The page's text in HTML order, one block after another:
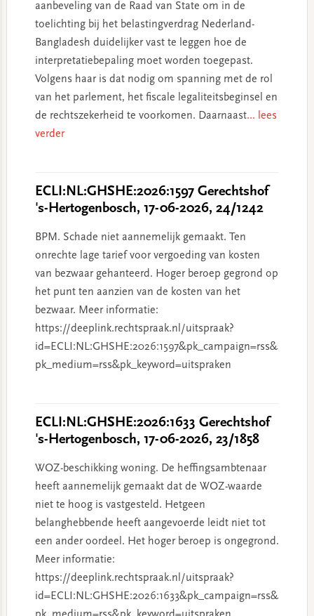
aanbeveling van de Raad van State om in de
toelichting bij het belastingverdrag Nederland-
Bangladesh duidelijker vast te leggen hoe de
interpretatiebepaling moet worden toegepast.
Volgens haar is dat nodig om spanning met de rol
van het parlement, het fiscale legaliteitsbeginsel en
de rechtszekerheid te voorkomen. Daarnaast... lees
verder
ECLI:NL:GHSHE:2026:1597 Gerechtshof
's-Hertogenbosch, 17-06-2026, 24/1242
BPM. Schade niet aannemelijk gemaakt. Ten
onrechte lage tarief voor vergoeding van kosten
van bezwaar gehanteerd. Hoger beroep gegrond op
het punt ten aanzien van de kosten van het
bezwaar. Meer informatie:
https://deeplink.rechtspraak.nl/uitspraak?
id=ECLI:NL:GHSHE:2026:1597&pk_campaign=rss&
pk_medium=rss&pk_keyword=uitspraken
ECLI:NL:GHSHE:2026:1633 Gerechtshof
's-Hertogenbosch, 17-06-2026, 23/1858
WOZ-beschikking woning. De heffingsambtenaar
heeft aannemelijk gemaakt dat de WOZ-waarde
niet te hoog is vastgesteld. Hetgeen
belanghebbende heeft aangevoerde leidt niet tot
een ander oordeel. Het hoger beroep is ongegrond.
Meer informatie:
https://deeplink.rechtspraak.nl/uitspraak?
id=ECLI:NL:GHSHE:2026:1633&pk_campaign=rss&